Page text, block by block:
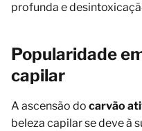
profunda e
Popularidade
capilar
A ascensão do carvão
beleza capilar se deve à